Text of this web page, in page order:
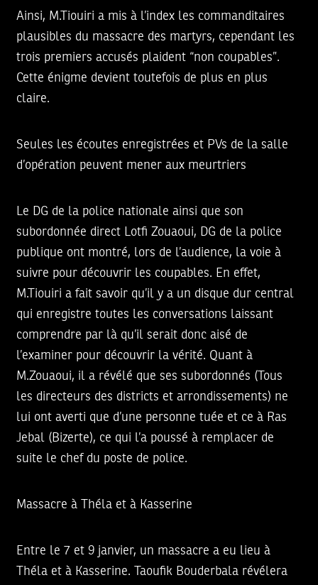
Ainsi, M.Tiouiri a mis à l’index les commanditaires
plausibles du massacre des martyrs, cependant les
trois premiers accusés plaident “non coupables”.
Cette énigme devient toutefois de plus en plus
claire.
Seules les écoutes enregistrées et PVs de la salle
d’opération peuvent mener aux meurtriers
Le DG de la police nationale ainsi que son
subordonnée direct Lotfi Zouaoui, DG de la police
publique ont montré, lors de l’audience, la voie à
suivre pour découvrir les coupables. En effet,
M.Tiouiri a fait savoir qu’il y a un disque dur central
qui enregistre toutes les conversations laissant
comprendre par là qu’il serait donc aisé de
l’examiner pour découvrir la vérité. Quant à
M.Zouaoui, il a révélé que ses subordonnés (Tous
les directeurs des districts et arrondissements) ne
lui ont averti que d’une personne tuée et ce à Ras
Jebal (Bizerte), ce qui l’a poussé à remplacer de
suite le chef du poste de police.
Massacre à Théla et à Kasserine
Entre le 7 et 9 janvier, un massacre a eu lieu à
Théla et à Kasserine. Taoufik Bouderbala révélera